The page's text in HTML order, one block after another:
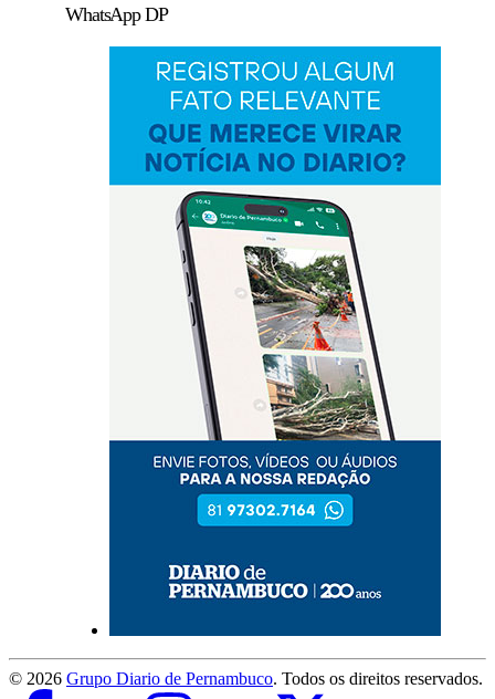
WhatsApp DP
© 2026 Grupo Diario de Pernambuco. Todos os direitos reservados.